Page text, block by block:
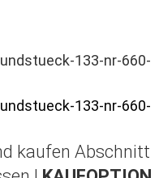
kaufen Abschnitt